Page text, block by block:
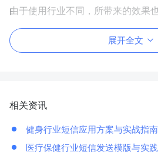
由于使用行业不同，所带来的效果
展开全文
相关资讯
健身行业短信应用方案与实战指南
医疗保健行业短信发送模版与实践